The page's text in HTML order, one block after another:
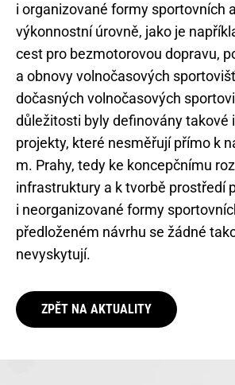
i organizované formy sportovních
výkonnostní úrovně, jako je
cest pro bezmotorovou dopravu,
a obnovy volnočasových
dočasných volnočasových
důležitosti byly definovány takové
projekty, které nesměřují přímo k
m. Prahy, tedy ke koncepčnímu
infrastruktury a k tvorbě prostředí
i neorganizované formy
předloženém návrhu se žádné
nevyskytují.
ZPĚT NA AKTUALITY